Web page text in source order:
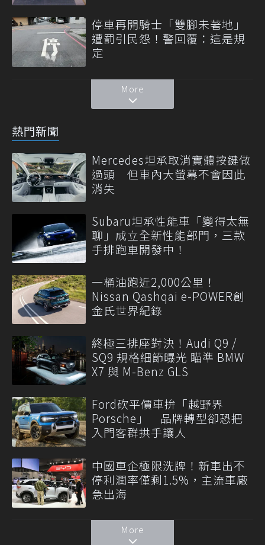
停車再開騎士「雙腳未著地」
遭罰引民怨！警回覆：這是規
定
More
熱門新聞
Mercedes坦承取消實體按鍵做
過頭 但車內大螢幕不會因此
消失
Subaru坦承性能車「變得太無
聊」成立全新性能部門，三款
手排跑車開發中！
一桶油跑近2,000公里！
Nissan Qashqai e-POWER創
金氏世界紀錄
終極三排座對決！Audi Q9 /
SQ9 規格細節曝光 瞄準 BMW
X7 與 M-Benz GLS
Ford砍平價車拚「越野界
Porsche」 品牌轉型卻恐把
入門客群拱手讓人
中國車企極限洗牌！新車出不
停利潤率僅剩1.5%，主流車廠
急出海
More